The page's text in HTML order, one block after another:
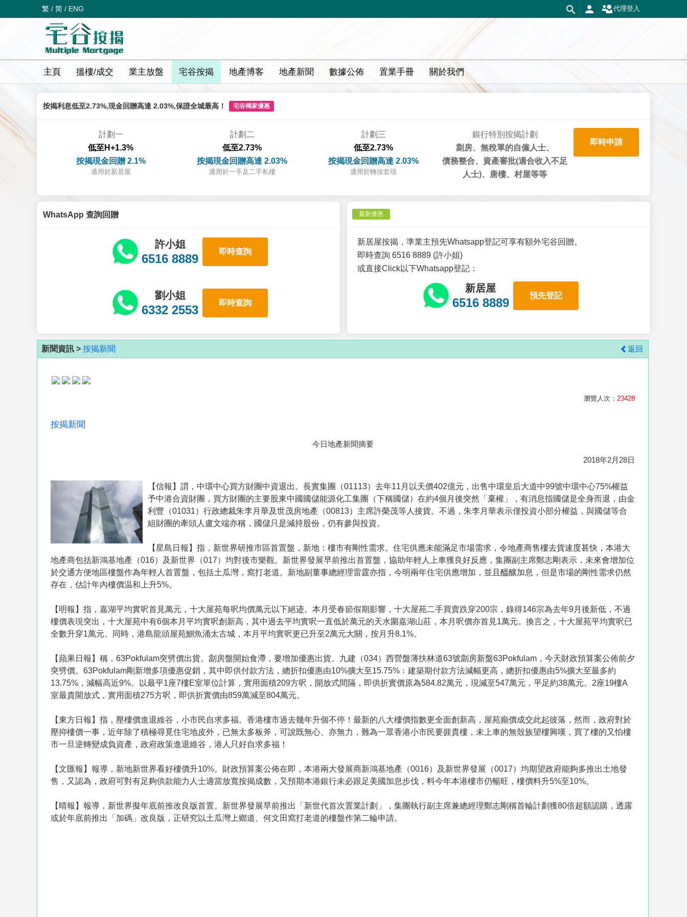
繁 / 简 / ENG 代理登入
主頁 搵樓/成交 業主放盤 宅谷按揭 地產博客 地產新聞 數據公佈 置業手冊 關於我們
按揭利息低至2.73%,現金回贈高達 2.03%,保證全城最高！ 宅谷獨家優惠
計劃一
低至H+1.3%
按揭現金回贈 2.1%
適用於新居屋
計劃二
低至2.73%
按揭現金回贈高達 2.03%
適用於一手及二手私樓
計劃三
低至2.73%
按揭現金回贈高達 2.03%
適用於轉按套現
銀行特別按揭計劃
劏房、無稅單的自僱人士、
債務整合、資產審批(適合收入不足
人士)、唐樓、村屋等等
即時申請
WhatsApp 查詢回贈
許小姐
6516 8889
即時查詢
劉小姐
6332 2553
即時查詢
最新優惠
新居屋按揭，準業主預先Whatsapp登記可享有額外宅谷回贈。
即時查詢 6516 8889 (許小姐)
或直接Click以下Whatsapp登記：
新居屋
6516 8889
預先登記
新聞資訊 > 按揭新聞 返回
瀏覽人次： 23428
按揭新聞
今日地產新聞摘要
2018年2月28日
【信報】謂，中環中心買方財團中資退出。長實集團（01113）去年11月以天價402億元，出售中環皇后大道中99號中環中心75%權益
予中港合資財團，買方財團的主要股東中國國儲能源化工集團（下稱國儲）在約4個月後突然「棄權」，有消息指國儲是全身而退，由金
利豐（01031）行政總裁朱李月華及世茂房地產（00813）主席許榮茂等人接貨。不過，朱李月華表示僅投資小部分權益，與國儲等合
組財團的牽頭人盧文端亦稱，國儲只是減持股份，仍有參與投資。
【星島日報】指，新世界研推市區首置盤，新地：樓市有剛性需求。住宅供應未能滿足市場需求，令地產商售樓去貨速度甚快，本港大
地產商包括新鴻基地產（016）及新世界（017）均對後市樂觀。新世界發展早前推出首置盤，協助年輕人上車獲良好反應，集團副主席鄭志剛表示，未來會增加位
於交通方便地區樓盤作為年輕人首置盤，包括土瓜灣，窩打老道。新地副董事總經理雷霆亦指，今明兩年住宅供應增加，並且醞釀加息，但是市場的剛性需求仍然
存在，估計年內樓價温和上升5%。
【明報】指，嘉湖平均實呎首見萬元，十大屋苑每呎均價萬元以下絕迹。本月受春節假期影響，十大屋苑二手買賣跌穿200宗，錄得146宗為去年9月後新低，不過
樓價表現突出，十大屋苑中有6個本月平均實呎創新高，其中過去平均實呎一直低於萬元的天水圍嘉湖山莊，本月呎價亦首見1萬元。換言之，十大屋苑平均實呎已
全數升穿1萬元。同時，港島龍頭屋苑鰂魚涌太古城，本月平均實呎更已升至2萬元大關，按月升8.1%。
【蘋果日報】稱，63Pokfulam突劈價出貨。劏房盤開始食滯，要增加優惠出貨。九建（034）西營盤薄扶林道63號劏房新盤63Pokfulam，今天財政預算案公佈前夕
突劈價。63Pokfulam剛新增多項優惠促銷，其中即供付款方法，總折扣優惠由10%擴大至15.75%﹔建築期付款方法減幅更高，總折扣優惠由5%擴大至最多約
13.75%，減幅高近9%。以最平1座7樓E室單位計算，實用面積209方呎，開放式間隔，即供折實價原為584.82萬元，現減至547萬元，平足約38萬元。2座19樓A
室最貴開放式，實用面積275方呎，即供折實價由859萬減至804萬元。
【東方日報】指，壓樓價進退維谷，小市民自求多福。香港樓市過去幾年升個不停！最新的八大樓價指數更全面創新高，屋苑癲價成交此起彼落，然而，政府對於
壓抑樓價一事，近年除了積極尋覓住宅地皮外，已無太多板斧，可說既無心、亦無力，難為一眾香港小市民要捱貴樓，未上車的無殼族望樓興嘆，買了樓的又怕樓
市一旦逆轉變成負資產，政府政策進退維谷，港人只好自求多福！
【文匯報】報導，新地新世界看好樓價升10%。財政預算案公佈在即，本港兩大發展商新鴻基地產（0016）及新世界發展（0017）均期望政府能夠多推出土地發
售，又認為，政府可對有足夠供款能力人士適當放寬按揭成數，又預期本港銀行未必跟足美國加息步伐，料今年本港樓市仍暢旺，樓價料升5%至10%。
【晴報】報導，新世界擬年底前推改良版首置。新世界發展早前推出「新世代首次置業計劃」，集團執行副主席兼總經理鄭志剛稱首輪計劃獲80倍超額認購，透露
或於年底前推出「加碼」改良版，正研究以土瓜灣上鄉道、何文田窩打老道的樓盤作第二輪申請。